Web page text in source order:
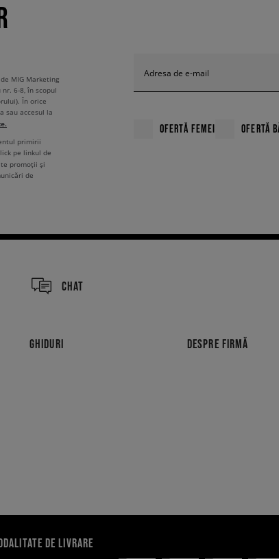
Adresa de e-mail
OFERTĂ FEMEI OFERTĂ
MIG Marketing
nr. 6-8, în scopul
În orice
sau accesul la
primirii
pe linkul de
promoții și
de
CHAT
GHIDURI DESPRE FIRMĂ
DE LIVRARE